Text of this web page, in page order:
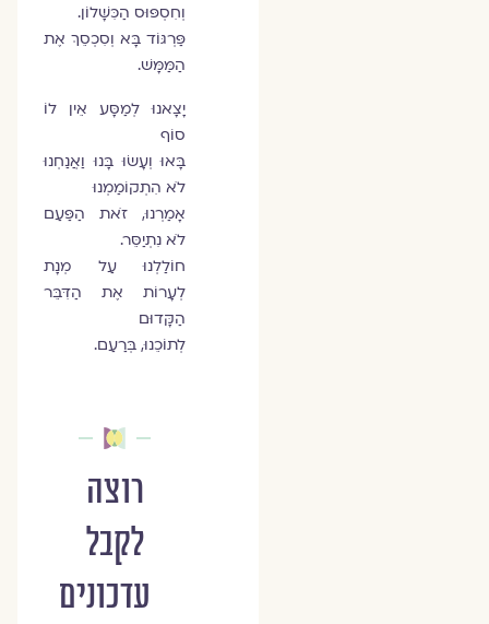
וְחִסְפּוּס הַכִּשָּׁלוֹן.
פַּרְגּוֹד בָּא וְסִכְסֵךְ אֶת
הַמַּמָּשׁ.
יָצָאנוּ לְמַסָּע אֵין לוֹ
סוֹף
בָּאוּ וְעָשׂוּ בָּנוּ וַאֲנַחְנוּ
לֹא הִתְקוֹמַמְנוּ
אָמַרְנוּ, זֹאת הַפַּעַם
לֹא נִתְיַסֵּר.
חוֹלַלְנוּ עַל מְנָת
לְעָרוֹת אֶת הַדִּבֵּר
הַקָּדוּם
לְתוֹכֵנוּ, בְּרַעַם.
רוצה
לקבל
עדכונים